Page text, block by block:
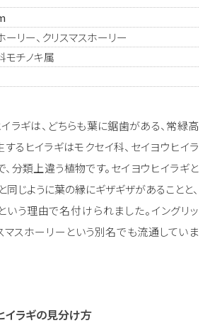
ーリー、クリスマスホーリー
モチノキ属
ラギは、どちらも葉に鋸歯がある、常緑高
るヒイラギはモクセイ科、セイヨウヒイラ
分類上違う植物です。セイヨウヒイラギと
同じように葉の縁にギザギザがあることと、
いう理由で名付けられました。イングリッ
マスホーリーという別名でも流通していま
イラギの見分け方